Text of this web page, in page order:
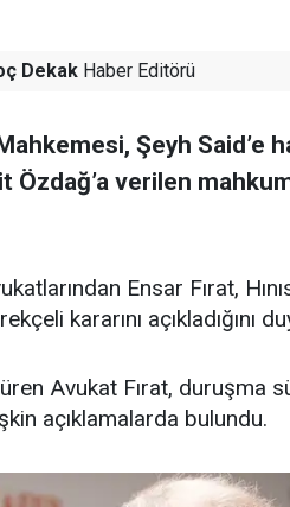
Dekak Haber Editörü
Şeyh
Özdağ’a verilen
Ensar Fırat,
kararını açıkladığını
Avukat Fırat, duruşma
açıklamalarda bulundu.